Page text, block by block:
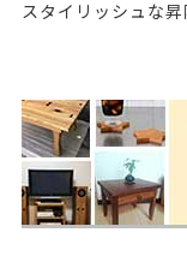
スタイリッシュな